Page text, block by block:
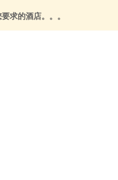
求的酒店。。。